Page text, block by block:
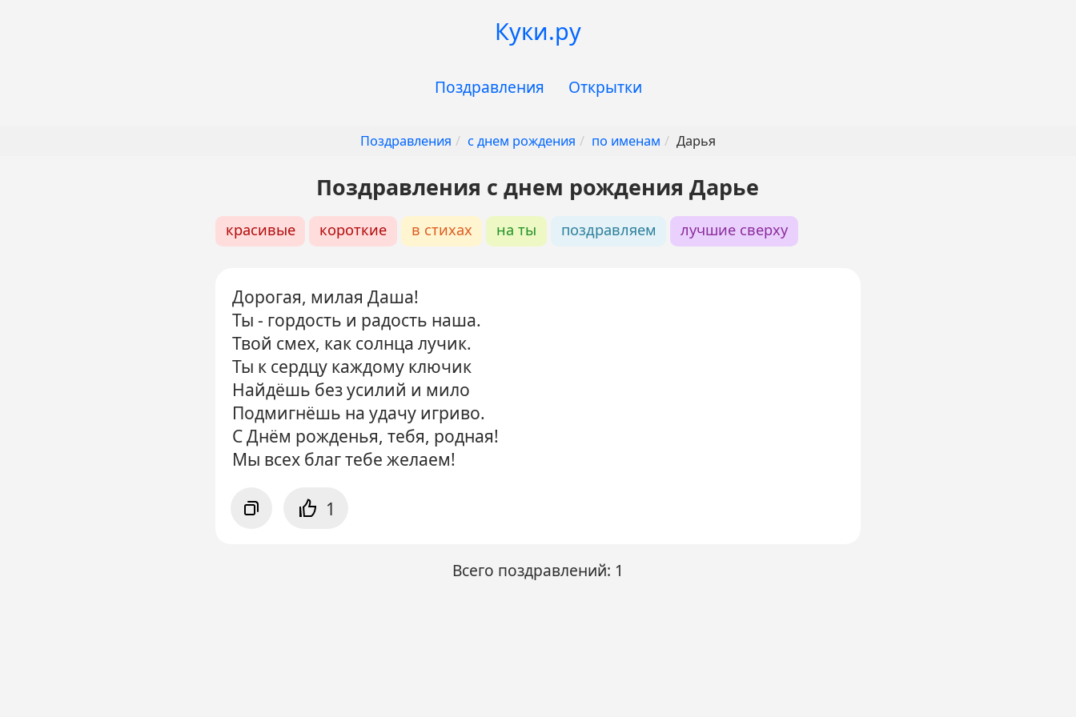
Куки.ру
Поздравления Открытки
Поздравления с днем рождения по именам Дарья
Поздравления с днем рождения Дарье
красивые короткие в стихах на ты поздравляем лучшие сверху
Дорогая, милая Даша!
Ты - гордость и радость наша.
Твой смех, как солнца лучик.
Ты к сердцу каждому ключик
Найдёшь без усилий и мило
Подмигнёшь на удачу игриво.
С Днём рожденья, тебя, родная!
Мы всех благ тебе желаем!
1
Всего поздравлений: 1